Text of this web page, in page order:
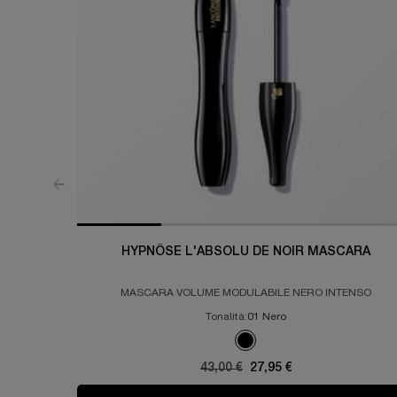
HYPNÔSE L'ABSOLU DE NOIR MASCARA
MASCARA VOLUME MODULABILE NERO INTENSO
Tonalità:01 Nero
Selected
Colore 01 Nero per HYPNÔSE
Old price
43,00 € New price
27,95 €